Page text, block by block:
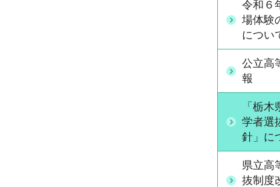
令和６
場体験
につい
公立高
報
「栃
学者選
針」に
県立高
抜制度